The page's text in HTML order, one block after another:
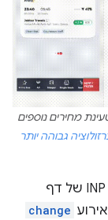
מחירים נוספים
גבוהה יותר
השינויים האלה שיפרו באופן משמעותי את INP של דף
change